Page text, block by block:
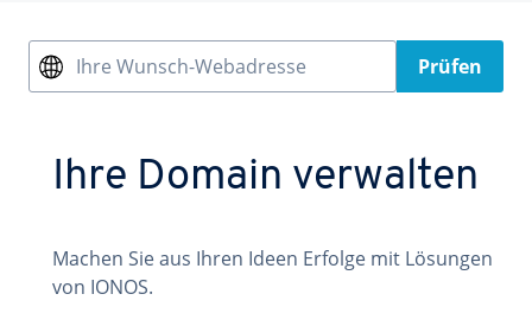
Ihre Wunsch-Webadresse Prüfen
Ihre Domain verwalten
Machen Sie aus Ihren Ideen Erfolge mit Lösungen
von IONOS.